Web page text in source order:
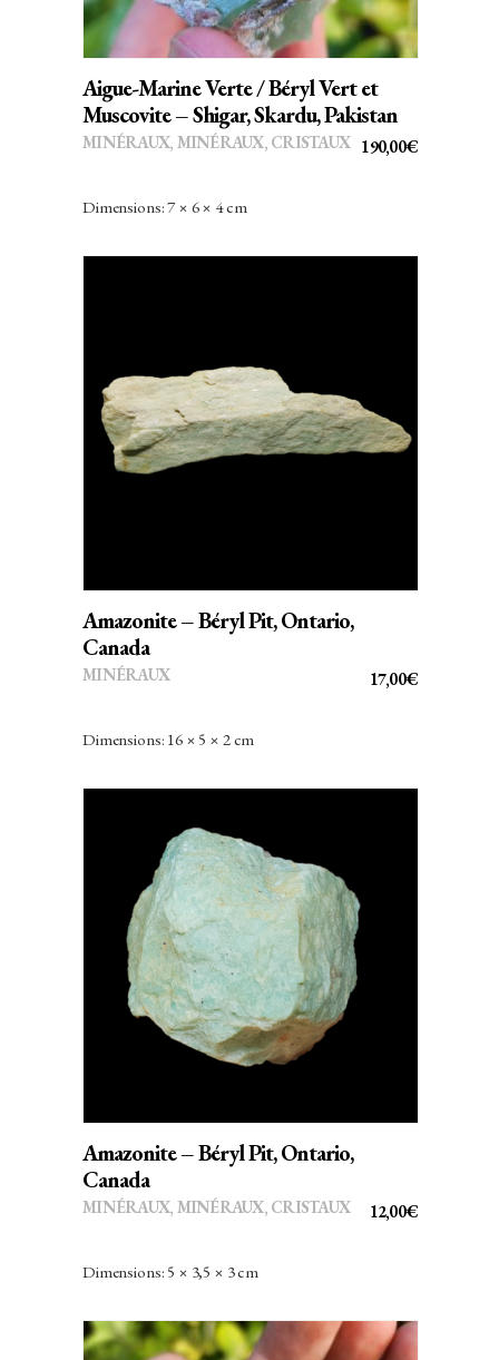
Aigue-Marine Verte / Béryl Vert et
Muscovite – Shigar, Skardu, Pakistan
190,00€
MINÉRAUX, MINÉRAUX, CRISTAUX
Dimensions: 7 × 6 × 4 cm
AJOUTER AU PANIER
Amazonite – Béryl Pit, Ontario,
Canada
17,00€
MINÉRAUX
Dimensions: 16 × 5 × 2 cm
AJOUTER AU PANIER
Amazonite – Béryl Pit, Ontario,
Canada
12,00€
MINÉRAUX, MINÉRAUX, CRISTAUX
Dimensions: 5 × 3,5 × 3 cm